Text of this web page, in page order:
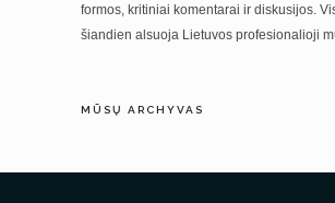
formos, kritiniai komentarai ir diskusijos.
šiandien alsuoja Lietuvos profesionalioji
MŪSŲ ARCHYVAS